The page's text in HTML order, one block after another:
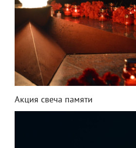
Акция свеча памяти